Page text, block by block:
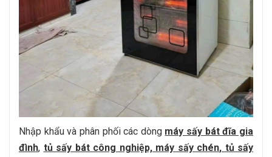
Nhập khẩu và phân phối các dòng máy sấy bát đĩa gia
đình, tủ sấy bát công nghiệp, máy sấy chén, tủ sấy